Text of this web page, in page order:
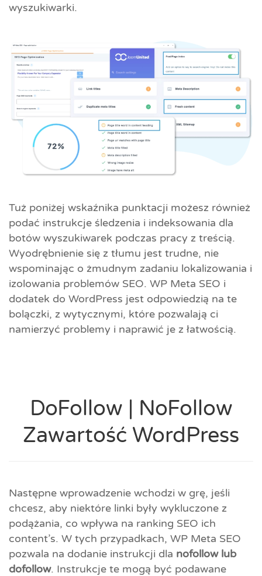
wyszukiwarki.
Tuż poniżej wskaźnika punktacji możesz również
podać instrukcje śledzenia i indeksowania dla
botów wyszukiwarek podczas pracy z treścią.
Wyodrębnienie się z tłumu jest trudne, nie
wspominając o żmudnym zadaniu lokalizowania i
izolowania problemów SEO. WP Meta SEO i
dodatek do WordPress jest odpowiedzią na te
bolączki, z wytycznymi, które pozwalają ci
namierzyć problemy i naprawić je z łatwością.
DoFollow | NoFollow
Zawartość WordPress
Następne wprowadzenie wchodzi w grę, jeśli
chcesz, aby niektóre linki były wykluczone z
podążania, co wpływa na ranking SEO ich
content’s. W tych przypadkach, WP Meta SEO
pozwala na dodanie instrukcji dla nofollow lub
dofollow. Instrukcje te mogą być podawane